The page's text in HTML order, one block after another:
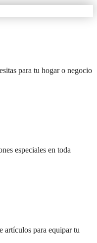
para tu hogar o negocio
especiales en toda
artículos para equipar tu